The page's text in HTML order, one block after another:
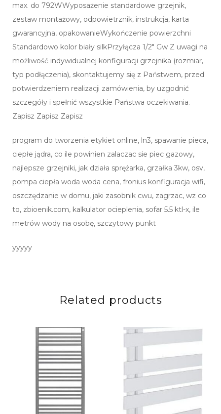
max. do 792WWyposażenie standardowe grzejnik,
zestaw montażowy, odpowietrznik, instrukcja, karta
gwarancyjna, opakowanieWykończenie powierzchni
Standardowo kolor biały silkPrzyłącza 1/2″ Gw Z uwagi na
możliwość indywidualnej konfiguracji grzejnika (rozmiar,
typ podłączenia), skontaktujemy się z Państwem, przed
potwierdzeniem realizacji zamówienia, by uzgodnić
szczegóły i spełnić wszystkie Państwa oczekiwania.
Zapisz Zapisz Zapisz
program do tworzenia etykiet online, ln3, spawanie pieca,
ciepłe jądra, co ile powinien zalaczac sie piec gazowy,
najlepsze grzejniki, jak działa sprężarka, grzałka 3kw, osv,
pompa ciepła woda woda cena, fronius konfiguracja wifi,
oszczędzanie w domu, jaki zasobnik cwu, zagrzac, wz co
to, zbioenik.com, kalkulator ocieplenia, sofar 5.5 ktl-x, ile
metrów wody na osobę, szczytowy punkt
yyyyy
Related products